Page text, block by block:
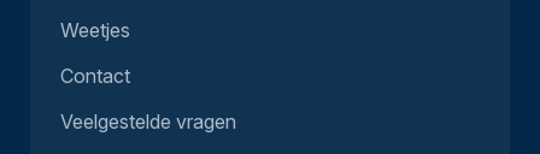
Weetjes
Contact
Veelgestelde vragen